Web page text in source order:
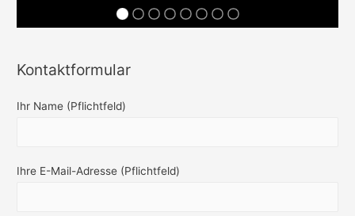
Kontaktformular
Ihr Name (Pflichtfeld)
Ihre E-Mail-Adresse (Pflichtfeld)